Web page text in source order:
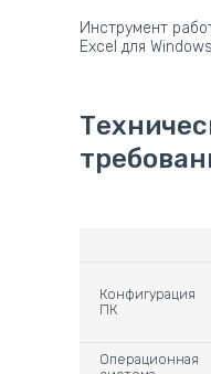
Инструмент
Excel для
Конфигурация
ПК
Операционная